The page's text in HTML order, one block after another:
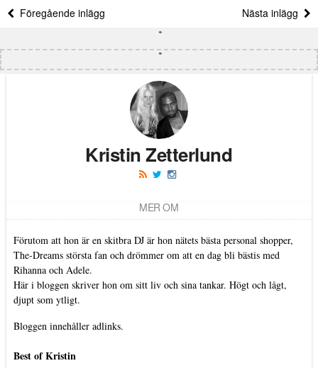
Föregående inlägg Nästa inlägg
Kristin Zetterlund
MER OM
Förutom att hon är en skitbra DJ är hon nätets bästa personal shopper,
The-Dreams största fan och drömmer om att en dag bli bästis med
Rihanna och Adele.
Här i bloggen skriver hon om sitt liv och sina tankar. Högt och lågt,
djupt som ytligt.
Bloggen innehåller adlinks.
Best of Kristin